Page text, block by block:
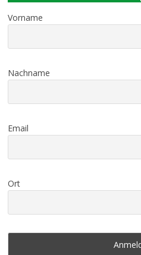
Vorname
Nachname
Email
Ort